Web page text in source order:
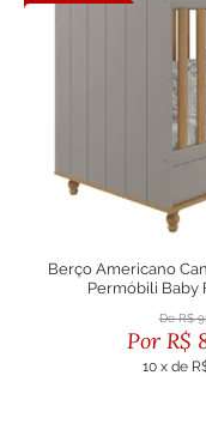
Berço Americano
Permóbili
R$
R$
10 x de